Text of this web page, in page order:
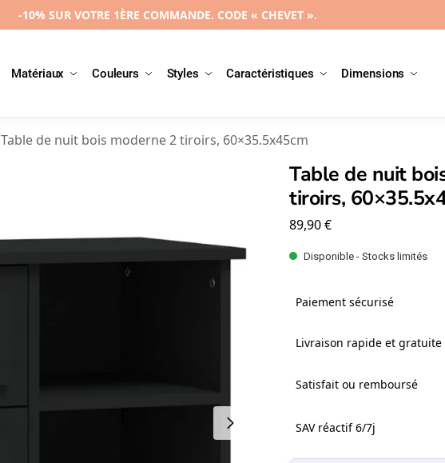
-10% SUR VOTRE 1ÈRE COMMANDE. CODE « CHEVET ».
Matériaux Couleurs Styles Caractéristiques Dimensions
Recherche
Table de nuit bois moderne 2 tiroirs, 60×35.5x45cm
Table de nuit
tiroirs,
89,90€
Disponible - Stocks limités
Paiement sécurisé
Livraison rapide et gratuite
Satisfait ou remboursé
SAV réactif 6/7j